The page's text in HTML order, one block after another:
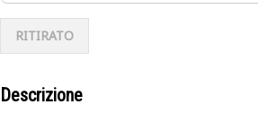
RITIRATO
Descrizione